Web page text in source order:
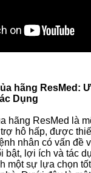
hãng ResMed:
Dụng
hãng ResMed là
hô hấp, được
nhân có vấn đề
bật, lợi ích và tác
một sự lựa chọn